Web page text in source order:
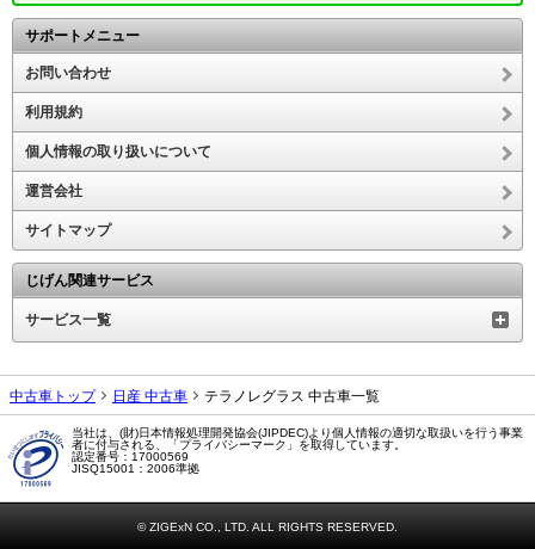
サポートメニュー
お問い合わせ
利用規約
個人情報の取り扱いについて
運営会社
サイトマップ
じげん関連サービス
サービス一覧
中古車トップ 日産 中古車 テラノレグラス 中古車一覧
当社は、(財)日本情報処理開発協会(JIPDEC)より個人情報の適切な取扱いを行う事業
者に付与される、「プライバシーマーク」を取得しています。
認定番号：17000569
JISQ15001：2006準拠
© ZIGExN CO., LTD. ALL RIGHTS RESERVED.